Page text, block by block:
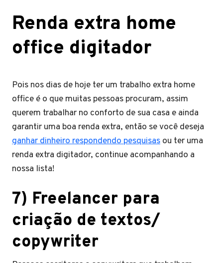
Renda extra home
office digitador
Pois nos dias de hoje ter um trabalho extra home
office é o que muitas pessoas procuram, assim
querem trabalhar no conforto de sua casa e ainda
garantir uma boa renda extra, então se você deseja
ganhar dinheiro respondendo pesquisas ou ter uma
renda extra digitador, continue acompanhando a
nossa lista!
7) Freelancer para
criação de textos/
copywriter